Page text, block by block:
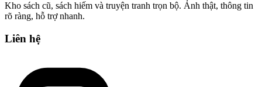
Kho sách cũ, sách hiếm và truyện tranh trọn bộ. Ảnh thật, thông tin
rõ ràng, hỗ trợ nhanh.
Liên hệ